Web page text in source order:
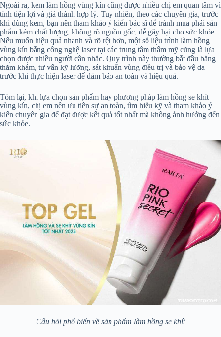
Ngoài ra, kem làm hồng vùng kín cũng được nhiều chị em quan tâm vì
tính tiện lợi và giá thành hợp lý. Tuy nhiên, theo các chuyên gia, trước
khi dùng kem, bạn nên tham khảo ý kiến bác sĩ để tránh mua phải sản
phẩm kém chất lượng, không rõ nguồn gốc, dễ gây hại cho sức khỏe.
Nếu muốn hiệu quả nhanh và rõ rệt hơn, một số liệu trình làm hồng
vùng kín bằng công nghệ laser tại các trung tâm thẩm mỹ cũng là lựa
chọn được nhiều người cân nhắc. Quy trình này thường bắt đầu bằng
thăm khám, tư vấn kỹ lưỡng, sát khuẩn vùng điều trị và bảo vệ da
trước khi thực hiện laser để đảm bảo an toàn và hiệu quả.
Tóm lại, khi lựa chọn sản phẩm hay phương pháp làm hồng se khít
vùng kín, chị em nên ưu tiên sự an toàn, tìm hiểu kỹ và tham khảo ý
kiến chuyên gia để đạt được kết quả tốt nhất mà không ảnh hưởng đến
sức khỏe.
Câu hỏi phổ biến về sản phẩm làm hồng se khít